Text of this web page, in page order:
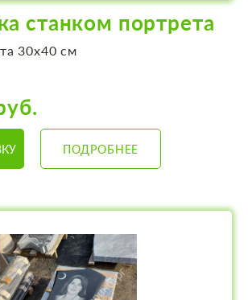
станком портрета
30х40 см
ПОДРОБНЕЕ